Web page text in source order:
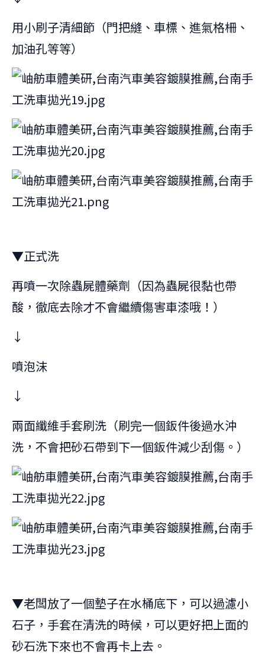
用小刷子清細節（門把縫、車標、進氣格柵、
加油孔等等）
▼正式洗
再噴一次除蟲屍體藥劑（因為蟲屍很黏也帶
酸，徹底去除才不會繼續傷害車漆哦！）
↓
噴泡沫
↓
兩面纖維手套刷洗（刷完一個鈑件後過水沖
洗，不會把砂石帶到下一個鈑件減少刮傷。）
▼老闆放了一個墊子在水桶底下，可以過濾小
石子，手套在清洗的時候，可以更好把上面的
砂石洗下來也不會再卡上去。